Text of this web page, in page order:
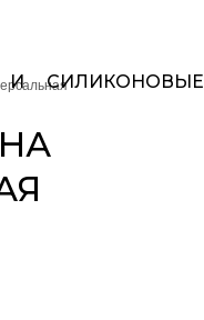
И СИЛИКОНОВЫЕ